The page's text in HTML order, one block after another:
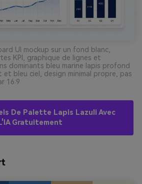
UI mockup sur un fond blanc,
KPI, graphique de lignes et
dominants bleu marine lapis profond
bleu ciel, design minimal propre, pas
16:9
De Palette Lapis Lazuli Avec
L'IA Gratuitement